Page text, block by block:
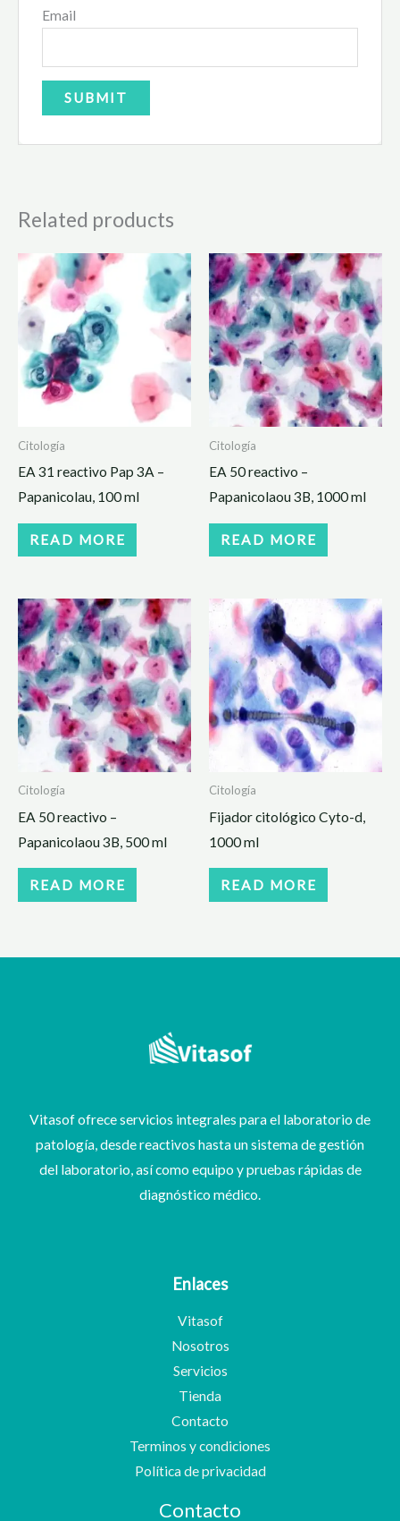
Email
Related products
Citología
EA 31 reactivo Pap 3A –
Papanicolau, 100 ml
READ MORE
Citología
EA 50 reactivo –
Papanicolaou 3B, 1000 ml
READ MORE
Citología
EA 50 reactivo –
Papanicolaou 3B, 500 ml
READ MORE
Citología
Fijador citológico Cyto-d,
1000 ml
READ MORE
Vitasof ofrece servicios integrales para el laboratorio de
patología, desde reactivos hasta un sistema de gestión
del laboratorio, así como equipo y pruebas rápidas de
diagnóstico médico.
Enlaces
Vitasof
Nosotros
Servicios
Tienda
Contacto
Terminos y condiciones
Política de privacidad
Contacto